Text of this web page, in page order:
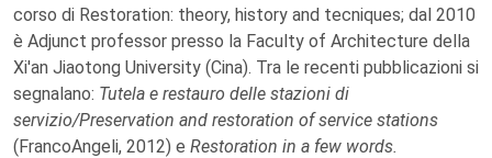
corso di Restoration: theory, history and tecniques; dal 2010
è Adjunct professor presso la Faculty of Architecture della
Xi'an Jiaotong University (Cina). Tra le recenti pubblicazioni si
segnalano: Tutela e restauro delle stazioni di
servizio/Preservation and restoration of service stations
(FrancoAngeli, 2012) e Restoration in a few words.